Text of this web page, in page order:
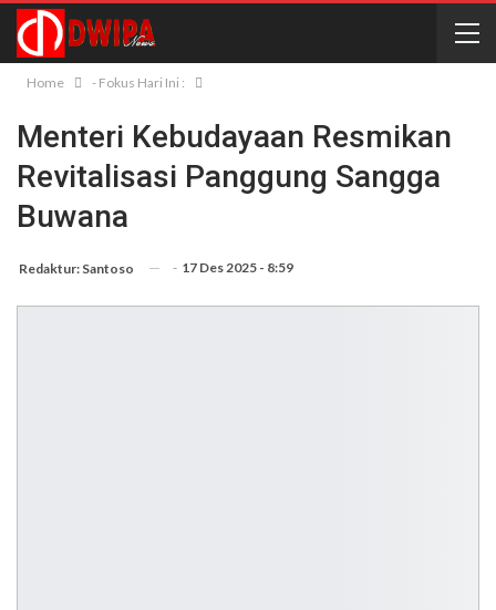
Home - Fokus Hari Ini :
Menteri Kebudayaan Resmikan
Revitalisasi Panggung Sangga
Buwana
Redaktur: Santoso - 17 Des 2025 - 8:59